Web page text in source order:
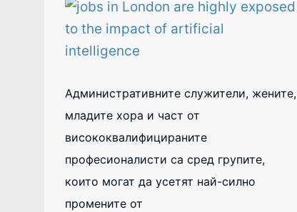
Административните служители, жените,
младите хора и част от
висококвалифицираните
професионалисти са сред групите,
които могат да усетят най-силно
промените от